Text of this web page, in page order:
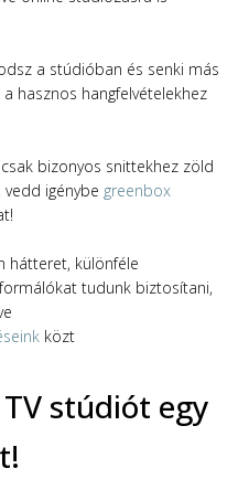
a stúdióban és senki más
hasznos hangfelvételekhez
bizonyos snittekhez zöld
igénybe greenbox
hátteret, különféle
tudunk biztosítani,
közt
stúdiót egy